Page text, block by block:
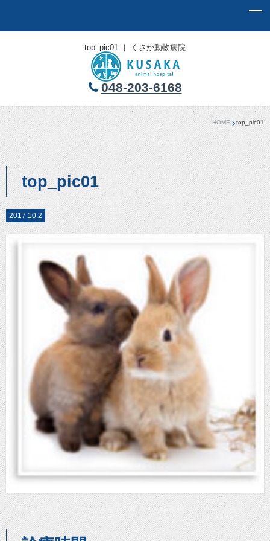
top_pic01 ｜ くさか動物病院
048-203-6168
HOME top_pic01
top_pic01
2017.10.2